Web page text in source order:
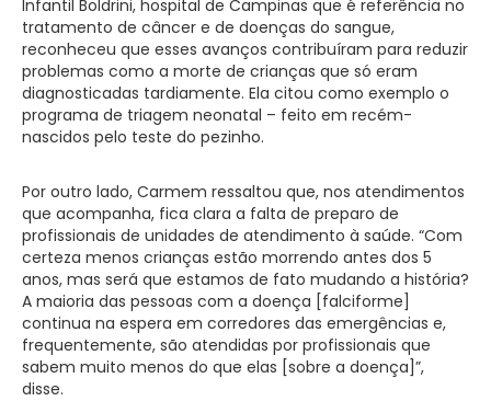
Infantil Boldrini, hospital de Campinas que é referência no
tratamento de câncer e de doenças do sangue,
reconheceu que esses avanços contribuíram para reduzir
problemas como a morte de crianças que só eram
diagnosticadas tardiamente. Ela citou como exemplo o
programa de triagem neonatal – feito em recém-
nascidos pelo teste do pezinho.
Por outro lado, Carmem ressaltou que, nos atendimentos
que acompanha, fica clara a falta de preparo de
profissionais de unidades de atendimento à saúde. “Com
certeza menos crianças estão morrendo antes dos 5
anos, mas será que estamos de fato mudando a história?
A maioria das pessoas com a doença [falciforme]
continua na espera em corredores das emergências e,
frequentemente, são atendidas por profissionais que
sabem muito menos do que elas [sobre a doença]”,
disse.